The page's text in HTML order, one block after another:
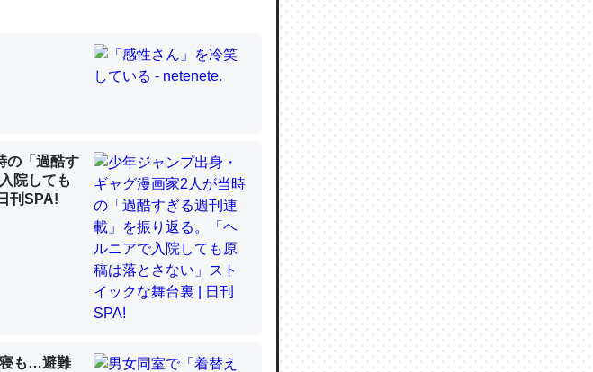
海にいないのか」に関する新仮説
両方に不利だから両方が拮抗してるので
の「過酷す
院しても
刊SPA!
寝も…避難